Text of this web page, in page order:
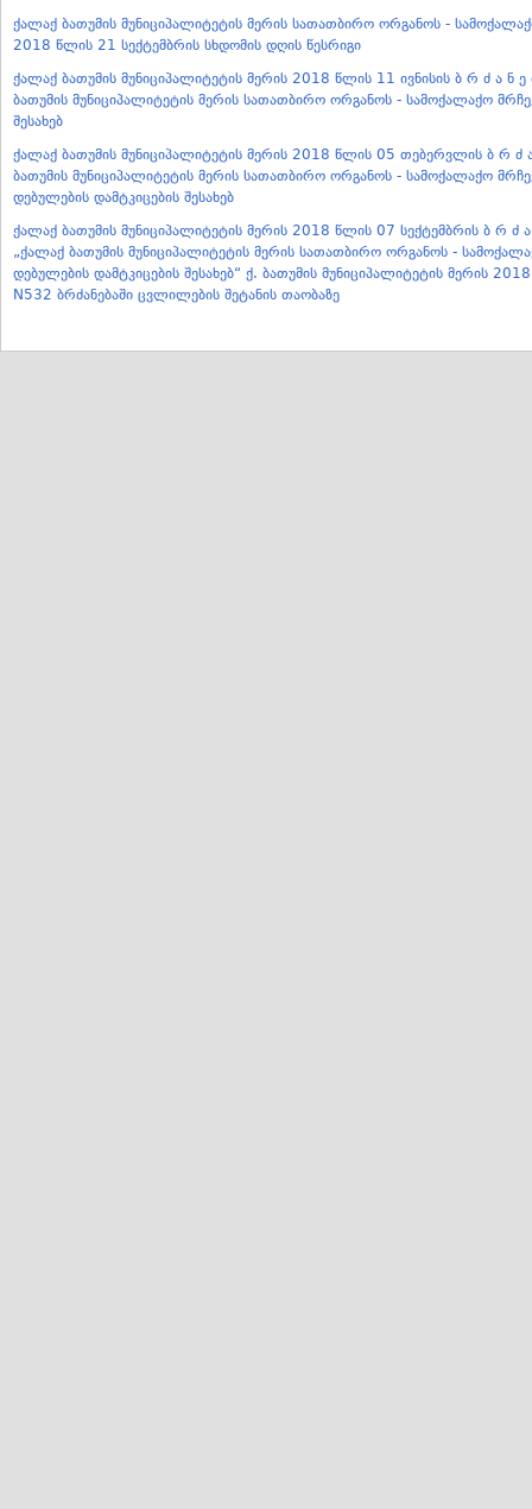
ქალაქ ბათუმის მუნიციპალიტეტის მერის სათათბირო ორგანოს -
2018 წლის 21 სექტემბრის სხდომის დღის წესრიგი
ქალაქ ბათუმის მუნიციპალიტეტის მერის 2018 წლის 11 ივნისის ბ რ ძ ა ნ
ბათუმის მუნიციპალიტეტის მერის სათათბირო ორგანოს - სამოქალაქო
შესახებ
ქალაქ ბათუმის მუნიციპალიტეტის მერის 2018 წლის 05 თებერვლის ბ რ ძ
ბათუმის მუნიციპალიტეტის მერის სათათბირო ორგანოს - სამოქალაქო
დებულების დამტკიცების შესახებ
ქალაქ ბათუმის მუნიციპალიტეტის მერის 2018 წლის 07 სექტემბრის ბ რ ძ
„ქალაქ ბათუმის მუნიციპალიტეტის მერის სათათბირო ორგანოს -
დებულების დამტკიცების შესახებ“ ქ. ბათუმის მუნიციპალიტეტის მერის
N532 ბრძანებაში ცვლილების შეტანის თაობაზე